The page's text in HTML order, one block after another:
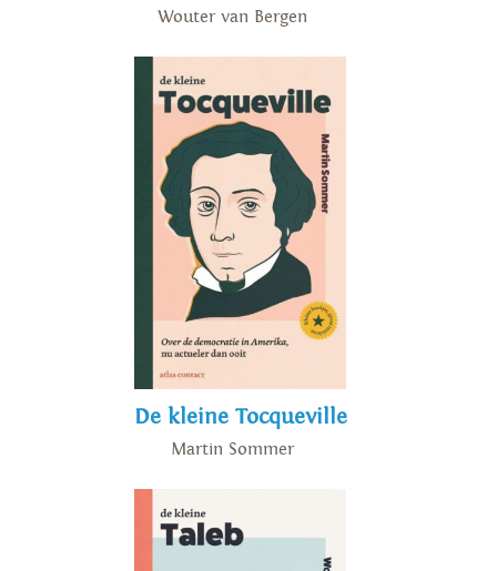
Wouter van Bergen
De kleine Tocqueville
Martin Sommer